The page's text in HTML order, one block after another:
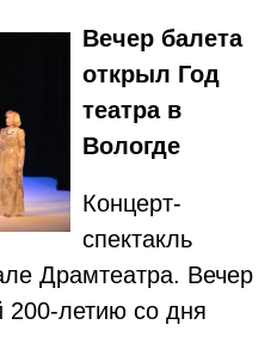
Вечер балета
открыл Год
театра в
Вологде
Концерт-
спектакль
Драмтеатра. Вечер
200-летию со дня